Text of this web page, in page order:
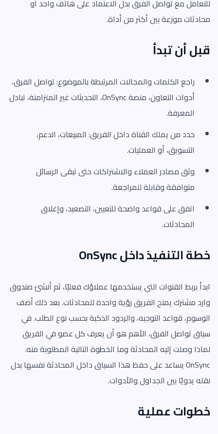
للتعامل مع تواصل الفرق بدل الاعتماد على هاتف واحد أو
محادثات موزعة بين أكثر من أداة.
قبل أن تبدأ
راجع الكلمات والمجالات المرتبطة بالموضوع: تواصل الفرق،
أدوات التعاون، منصة OnSync، التحديثات غير المتزامنة، تبادل
المعرفة.
حدد من يملك القناة داخل الفريق: المبيعات، الدعم،
التسويق، أو العمليات.
وثق مصادر العملاء والاشتراكات حتى تبقى الرسائل
متوافقة وقابلة للمراجعة.
اتفق على قواعد واضحة للتعيين، التصعيد، وإغلاق
المحادثات.
خطة التنفيذ داخل OnSync
ابدأ بربط القنوات التي يستخدمها عملاؤك فعليًا، ثم أنشئ صندوق
وارد مشترك يمنح الفريق رؤية واحدة للمحادثات. بعد ذلك أضف
الوسوم، قواعد التوجيه، والردود الذكية بحسب نوع الطلب. في
سياق تواصل الفرق، الأهم هو أن يعرف كل عضو في الفريق
لماذا وصلت إليه المحادثة وما الخطوة التالية المطلوبة منه.
OnSync يساعد على حفظ هذا السياق داخل المحادثة نفسها بدل
نقله يدويًا بين الجداول والأدوات.
خطوات عملية